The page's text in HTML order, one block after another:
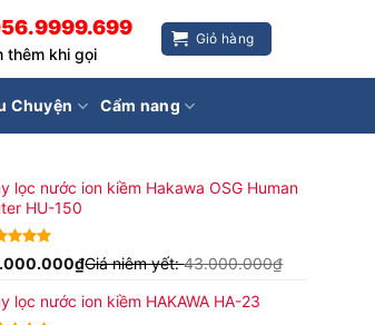
thêm khi gọi
Giỏ hàng
Chuyện Cẩm nang
lọc nước ion kiềm Hakawa OSG Human
HU-150
trên 5
giá
₫Giá niêm yết:43.000.000₫
lọc nước ion kiềm HAKAWA HA-23